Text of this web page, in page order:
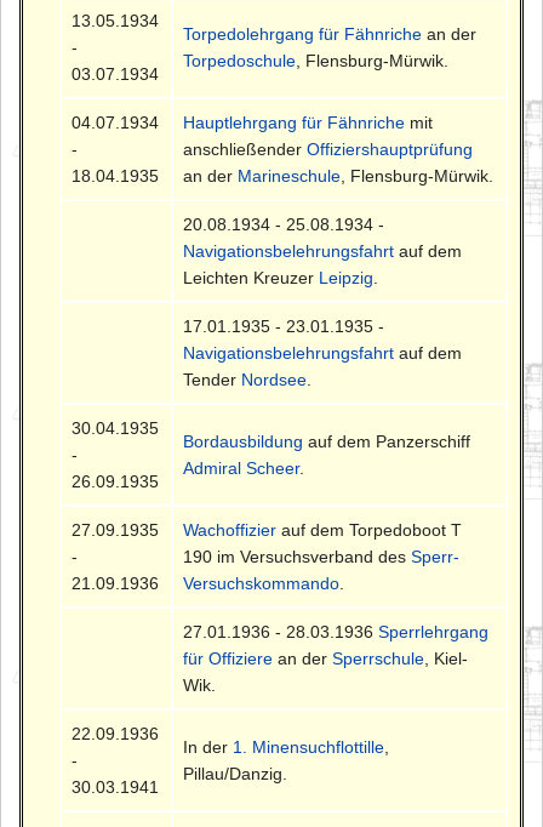
13.05.1934
-
03.07.1934
Torpedolehrgang für Fähnriche an der
Torpedoschule , Flensburg-Mürwik.
04.07.1934
-
18.04.1935
Hauptlehrgang für Fähnriche mit
anschließenderOffiziershauptprüfung
an der Marineschule , Flensburg-Mürwik.
20.08.1934 - 25.08.1934 -
Navigationsbelehrungsfahrt auf dem
Leichten Kreuzer Leipzig
17.01.1935 - 23.01.1935 -
Navigationsbelehrungsfahrt auf dem
Tender Nordsee
30.04.1935
-
26.09.1935
Bordausbildung auf dem Panzerschiff
Admiral Scheer.
27.09.1935
-
21.09.1936
Wachoffizier auf dem Torpedoboot T
190 im Versuchsverband desSperr-
Versuchskommando
27.01.1936 - 28.03.1936Sperrlehrgang
für Offiziere an derSperrschule , Kiel-
Wik.
22.09.1936
-
30.03.1941
In der 1. Minensuchflottille
Pillau/Danzig.